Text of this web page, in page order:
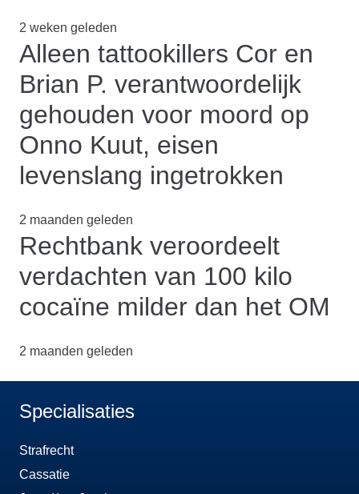
2 weken geleden
Alleen tattookillers Cor en
Brian P. verantwoordelijk
gehouden voor moord op
Onno Kuut, eisen
levenslang ingetrokken
2 maanden geleden
Rechtbank veroordeelt
verdachten van 100 kilo
cocaïne milder dan het OM
2 maanden geleden
Specialisaties
Strafrecht
Cassatie